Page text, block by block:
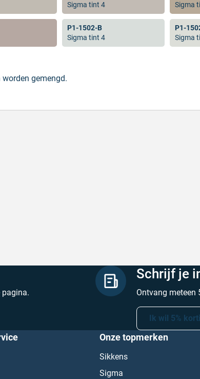
Sigma tint 4
Sigma
P1-1502-B
Sigma tint 4
P1-
Sigma
gemengd.
pagina.
Schrijf je
Ontvang meteen
Ik wil 5%
Onze topmerken
Sikkens
Sigma